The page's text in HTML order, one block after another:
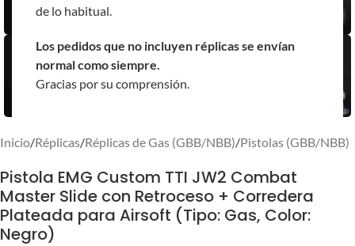
de lo habitual.
Los pedidos que no incluyen réplicas se envían
normal como siempre.
Gracias por su comprensión.
Inicio/Réplicas/Réplicas de Gas (GBB/NBB)/Pistolas (GBB/NBB)
Pistola EMG Custom TTI JW2 Combat
Master Slide con Retroceso + Corredera
Plateada para Airsoft (Tipo: Gas, Color:
Negro)